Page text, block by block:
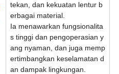
tekan, dan kekuatan lentur b
erbagai material.
Ia menawarkan fungsionalita
s tinggi dan pengoperasian y
ang nyaman, dan juga memp
ertimbangkan keselamatan d
an dampak lingkungan.